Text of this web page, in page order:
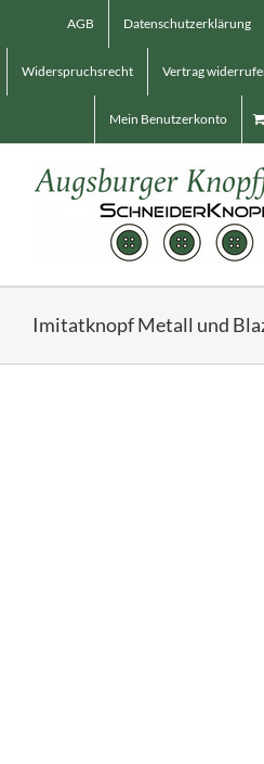
AGB Datenschutzerklärung
Widerspruchsrecht Vertrag
Mein Benutzerkonto
Imitatknopf Metall und